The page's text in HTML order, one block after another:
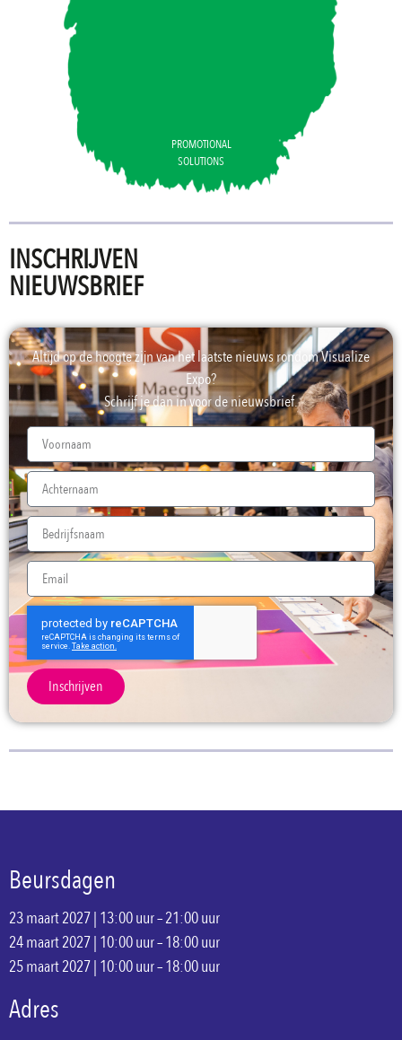
PROMOTIONAL
SOLUTIONS
INSCHRIJVEN
NIEUWSBRIEF
Altijd op de hoogte zijn van het laatste nieuws rondom Visualize
Expo?
Schrijf je dan in voor de nieuwsbrief.
Inschrijven
Beursdagen
23 maart 2027 | 13:00 uur – 21:00 uur
24 maart 2027 | 10:00 uur – 18:00 uur
25 maart 2027 | 10:00 uur – 18:00 uur
Adres